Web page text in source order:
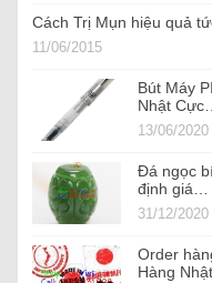
Cách Trị Mụn hiệu quả
11/06/2015
Bút Máy
Nhật
13/06/2020
Đá ngọc
định giá…
31/12/2020
Order
Hàng